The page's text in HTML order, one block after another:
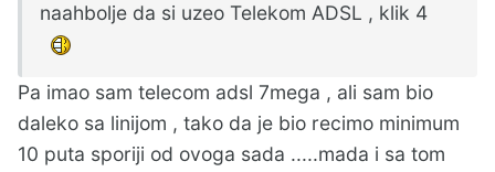
naahbolje da si uzeo Telekom ADSL , klik 4
Pa imao sam telecom adsl 7mega , ali sam bio
daleko sa linijom , tako da je bio recimo minimum
10 puta sporiji od ovoga sada .....mada i sa tom